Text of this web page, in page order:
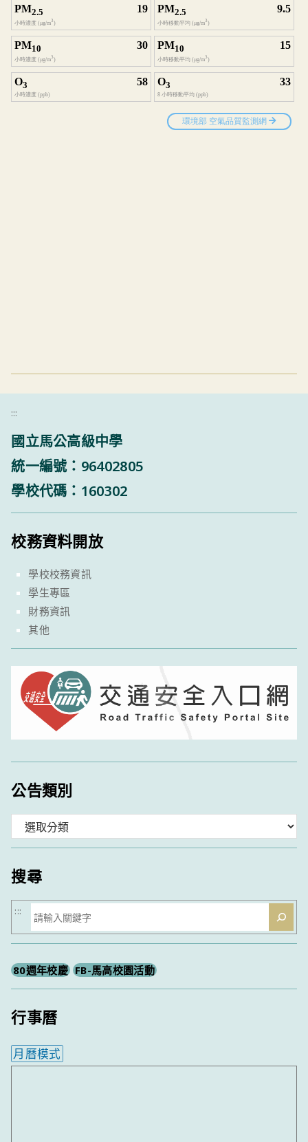
:::
國立馬公高級中學
統一編號：96402805
學校代碼：160302
校務資料開放
學校校務資訊
學生專區
財務資訊
其他
公告類別
類
搜尋
搜
尋
:::
80週年校慶 FB-馬高校園活動
行事曆
月曆模式